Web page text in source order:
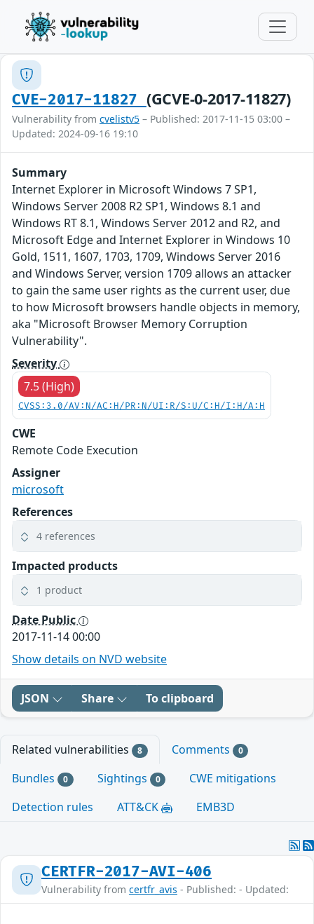
CVE-2017-11827 (GCVE-0-2017-11827)
Vulnerability from cvelistv5 – Published: 2017-11-15 03:00 –
Updated: 2024-09-16 19:10
Summary
Internet Explorer in Microsoft Windows 7 SP1,
Windows Server 2008 R2 SP1, Windows 8.1 and
Windows RT 8.1, Windows Server 2012 and R2, and
Microsoft Edge and Internet Explorer in Windows 10
Gold, 1511, 1607, 1703, 1709, Windows Server 2016
and Windows Server, version 1709 allows an attacker
to gain the same user rights as the current user, due
to how Microsoft browsers handle objects in memory,
aka "Microsoft Browser Memory Corruption
Vulnerability".
Severity
7.5 (High)
CVSS:3.0/AV:N/AC:H/PR:N/UI:R/S:U/C:H/I:H/A:H
CWE
Remote Code Execution
Assigner
microsoft
References
4 references
Impacted products
1 product
Date Public
2017-11-14 00:00
Show details on NVD website
JSON Share To clipboard
Related vulnerabilities 8 Comments 0
Bundles 0 Sightings 0
CWE mitigations
Detection rules
ATT&CK EMB3D
CERTFR-2017-AVI-406
Vulnerability from certfr_avis - Published: - Updated: